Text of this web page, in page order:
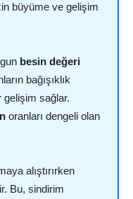
büyüme ve gelişim
besin değeri
bağışıklık
gelişim sağlar.
oranları dengeli olan
alıştırırken
Bu, sindirim